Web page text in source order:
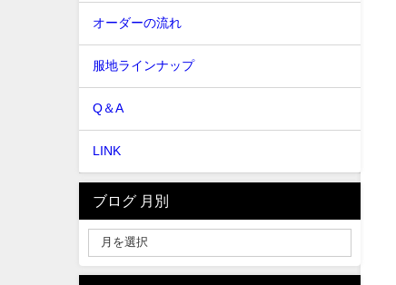
オーダーの流れ
服地ラインナップ
Q＆A
LINK
ブログ 月別